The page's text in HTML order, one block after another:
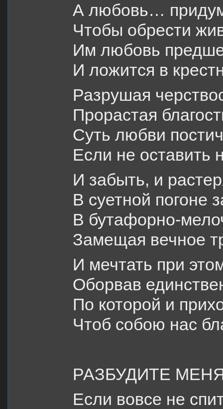
А любовь…
Чтобы обрести
Им любовь
И ложится в
Разрушая
Прорастая
Суть любви
Если не оставить
И забыть, и
В суетной погоне
В бутафорно-
Замещая вечное
И мечтать при
Оборвав
По которой и
Чтоб собою нас
РАЗБУДИТЕ
Если вовсе не